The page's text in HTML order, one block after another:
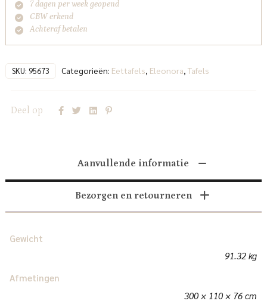
7 dagen per week geopend
CBW erkend
Achteraf betalen
SKU: 95673 Categorieën: Eettafels, Eleonora, Tafels
Deel op
Aanvullende informatie
Bezorgen en retourneren
Gewicht
91.32 kg
Afmetingen
300 × 110 × 76 cm